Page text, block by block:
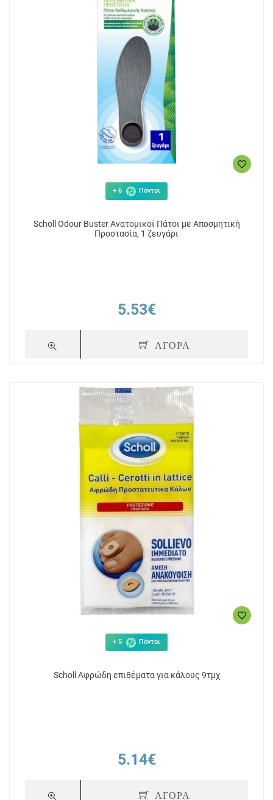
+ 6 Πόντοι
Scholl Odour Buster Aνατομικοί Πάτοι με Αποσμητική
Προστασία, 1 ζευγάρι
5.53€
ΑΓΟΡΑ
+ 5 Πόντοι
Scholl Αφρώδη επιθέματα για κάλους 9τμχ
5.14€
ΑΓΟΡΑ